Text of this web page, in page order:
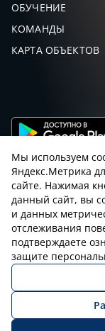
ОБУЧЕНИЕ
КОМАНДЫ
КАРТА ОБЪЕКТОВ
Пользовательское
Правила снайпинга
Политика
© 2026 Все права
Мы используем
Яндекс.Метрика
сайте. Нажимая
данный сайт, вы
и данных
отслеживания
подтверждаете
защите